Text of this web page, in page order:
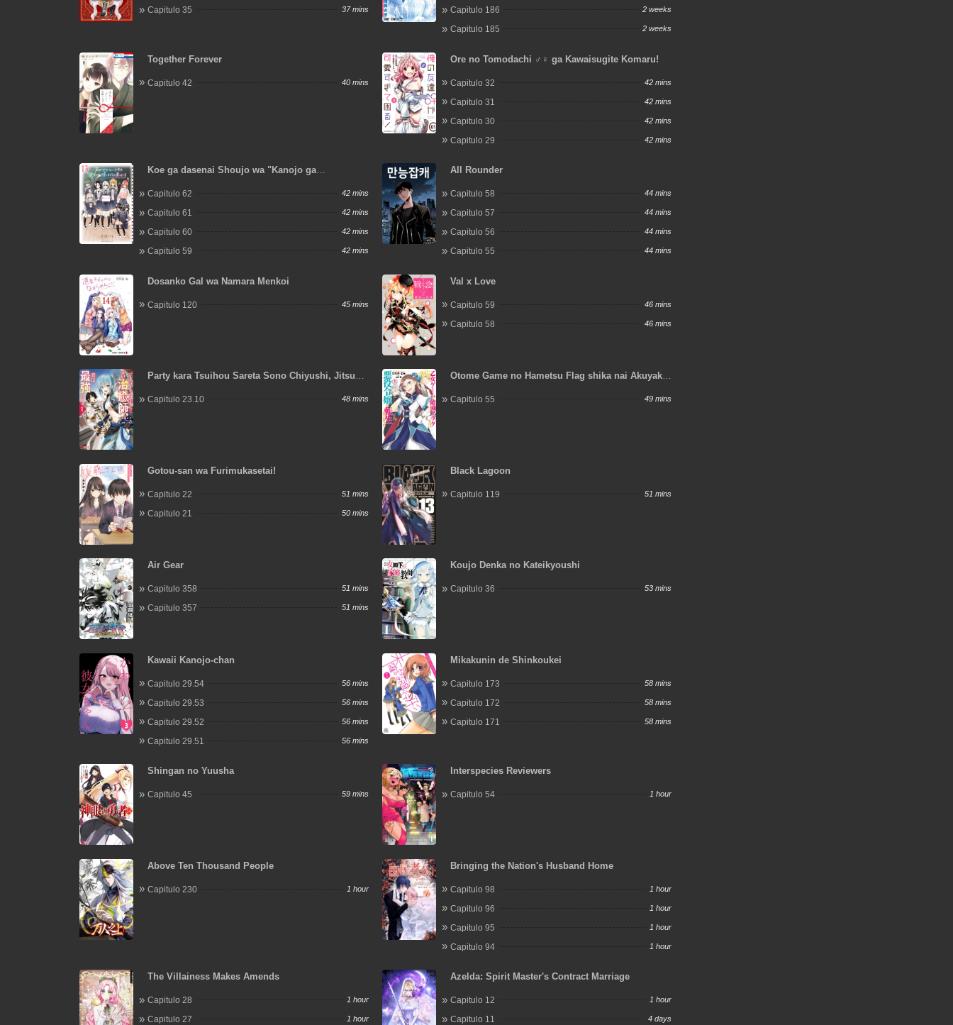
Capitulo 35 37 mins Capitulo 186 2 weeks
Capitulo 185 2 weeks
Together Forever
Capitulo 42 40 mins
Ore no Tomodachi ♂♀ ga Kawaisugite Komaru!
Capitulo 32 42 mins
Capitulo 31 42 mins
Capitulo 30 42 mins
Capitulo 29 42 mins
Koe ga dasenai Shoujo wa "Kanojo ga
Capitulo 62 42 mins
Capitulo 61 42 mins
Capitulo 60 42 mins
Capitulo 59 42 mins
All Rounder
Capitulo 58 44 mins
Capitulo 57 44 mins
Capitulo 56 44 mins
Capitulo 55 44 mins
Dosanko Gal wa Namara Menkoi
Capitulo 120 45 mins
Val x Love
Capitulo 59 46 mins
Capitulo 58 46 mins
Party kara Tsuihou Sareta Sono Chiyushi, Jitsu
Capitulo 23.10 48 mins
Otome Game no Hametsu Flag shika nai Akuyaku
Capitulo 55 49 mins
Gotou-san wa Furimukasetai!
Capitulo 22 51 mins
Capitulo 21 50 mins
Black Lagoon
Capitulo 119 51 mins
Air Gear
Capitulo 358 51 mins
Capitulo 357 51 mins
Koujo Denka no Kateikyoushi
Capitulo 36 53 mins
Kawaii Kanojo-chan
Capitulo 29.54 56 mins
Capitulo 29.53 56 mins
Capitulo 29.52 56 mins
Capitulo 29.51 56 mins
Mikakunin de Shinkoukei
Capitulo 173 58 mins
Capitulo 172 58 mins
Capitulo 171 58 mins
Shingan no Yuusha
Capitulo 45 59 mins
Interspecies Reviewers
Capitulo 54 1 hour
Above Ten Thousand People
Capitulo 230 1 hour
Bringing the Nation's Husband Home
Capitulo 98 1 hour
Capitulo 96 1 hour
Capitulo 95 1 hour
Capitulo 94 1 hour
The Villainess Makes Amends
Capitulo 28 1 hour
Capitulo 27 1 hour
Azelda: Spirit Master's Contract Marriage
Capitulo 12 1 hour
Capitulo 11 4 days